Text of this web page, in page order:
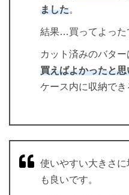
ました。
結果…買ってよった
カット済みのバター
買えばよかったと思
ケース内に収納でき
使いやすい大きさ
も良いです。